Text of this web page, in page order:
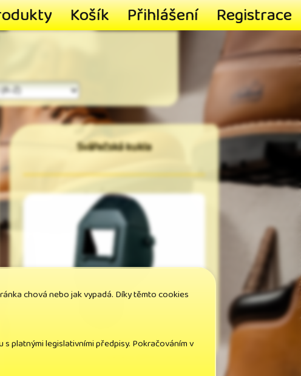
Košík Přihlášení Registrace
Svářečská kukla
Cena bez DPH: 1 137,30 Kč
chová nebo jak vypadá. Díky těmto cookies
platnými legislativními předpisy. Pokračováním v